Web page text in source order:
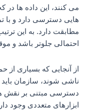
می‌ کنند، این داده‌ ها در
هایی دسترسی دارد و با
مطابقت دارد. به این
احتمالی جلوتر باشد و
از آنجایی که بسیاری از
ناشی شوند، سازمان باید
دسترسی مبتنی بر نقش
ابزارهای متعددی وجود